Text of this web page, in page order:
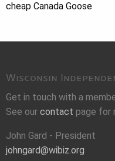
cheap Canada Goose
Wisconsin
Get in touch with a
See our contact page for
John Gard - President
johngard@wibiz.org